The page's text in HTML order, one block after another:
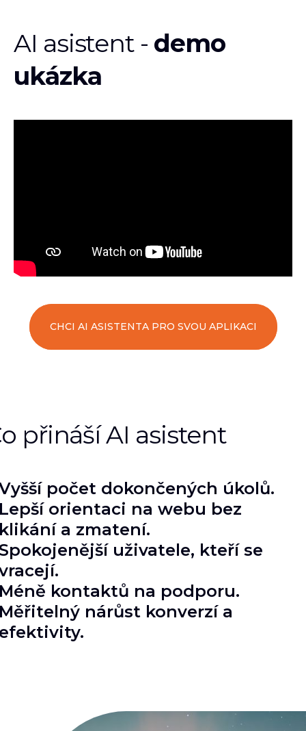
AI asistent - demo
ukázka
CHCI AI ASISTENTA PRO SVOU APLIKACI
přináší AI asistent
počet dokončených úkolů.
orientaci na webu bez
a zmatení.
uživatele, kteří se
kontaktů na podporu.
nárůst konverzí a